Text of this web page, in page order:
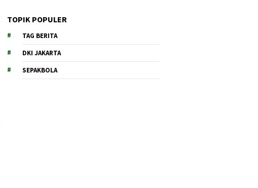
TOPIK POPULER
TAG BERITA
DKI JAKARTA
SEPAKBOLA